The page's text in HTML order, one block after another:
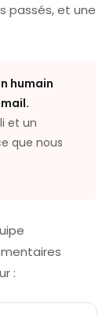
passés, et une
humain
et un
que nous
: